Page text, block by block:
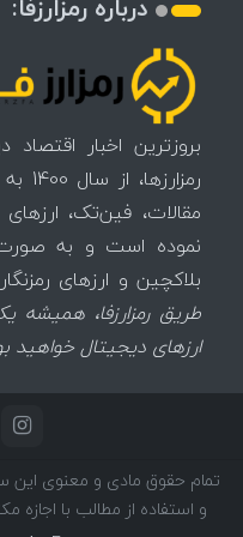
بروزترین اخبار
مقالات، فین‌تک،
نموده است و به صورت
بلاکچین و ارزهای
طریق رمزارزفا، همیشه
ارزهای دیجیتال خواهید
تمام حقوق مادی و معنوی این
و استفاده از مطالب با اجازه